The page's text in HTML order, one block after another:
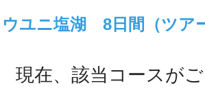
ウユニ塩湖 8日間（ツア
現在、該当コースがご